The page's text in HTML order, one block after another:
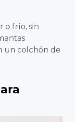
o frío, sin
un colchón de